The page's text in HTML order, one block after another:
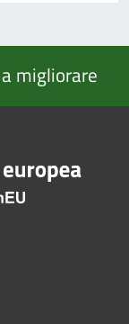
migliorare